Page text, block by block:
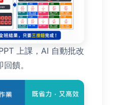
上課，AI 自動批改
饋。